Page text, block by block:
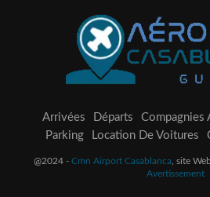
Arrivées Départs Compagnies
Parking
Location De Voitures
@2024 - Cmn Airport Casablanca , site
Avertissement